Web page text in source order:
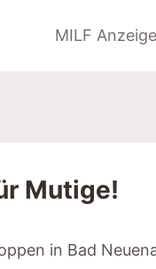
MILF
Mutige!
in Bad